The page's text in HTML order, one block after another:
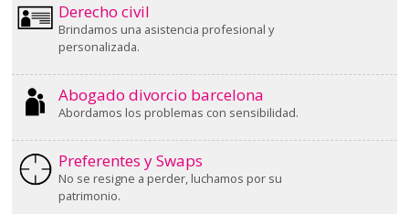
Derecho civil
Brindamos una asistencia profesional y
personalizada.
Abogado divorcio barcelona
Abordamos los problemas con sensibilidad.
Preferentes y Swaps
No se resigne a perder, luchamos por su
patrimonio.